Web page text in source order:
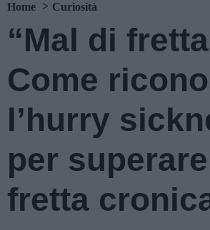
Home Curiosità
“Mal di
Come
l’hurry
per
fretta